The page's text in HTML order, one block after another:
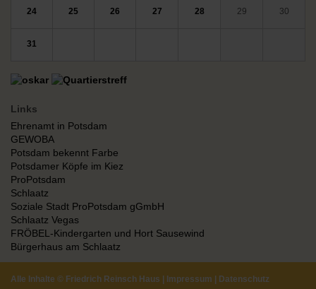
24 25 26 27 28 29 30
31
Links
Ehrenamt in Potsdam
GEWOBA
Potsdam bekennt Farbe
Potsdamer Köpfe im Kiez
ProPotsdam
Schlaatz
Soziale Stadt ProPotsdam gGmbH
Schlaatz Vegas
FRÖBEL-Kindergarten und Hort Sausewind
Bürgerhaus am Schlaatz
Alle Inhalte © Friedrich Reinsch Haus Impressum Datenschutz